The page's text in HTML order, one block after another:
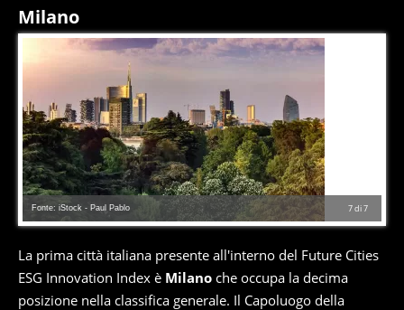
Milano
7di7
Fonte: iStock - Paul Pablo
La prima città italiana presente all'interno del Future Cities
ESG Innovation Index è Milano che occupa la decima
posizione nella classifica generale. Il Capoluogo della